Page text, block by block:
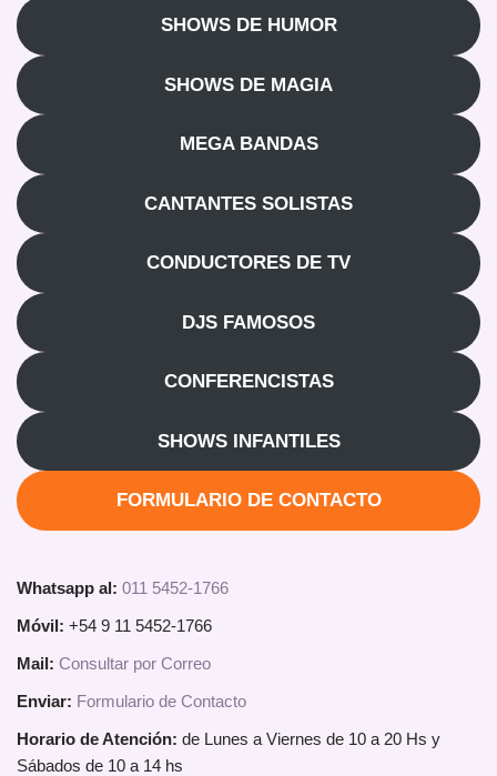
SHOWS DE HUMOR
SHOWS DE MAGIA
MEGA BANDAS
CANTANTES SOLISTAS
CONDUCTORES DE TV
DJS FAMOSOS
CONFERENCISTAS
SHOWS INFANTILES
FORMULARIO DE CONTACTO
Whatsapp al: 011 5452-1766
Móvil: +54 9 11 5452-1766
Mail: Consultar por Correo
Enviar: Formulario de Contacto
Horario de Atención: de Lunes a Viernes de 10 a 20 Hs y
Sábados de 10 a 14 hs